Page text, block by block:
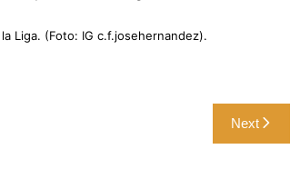
Liga. (Foto: IG c.f.josehernandez).
Next